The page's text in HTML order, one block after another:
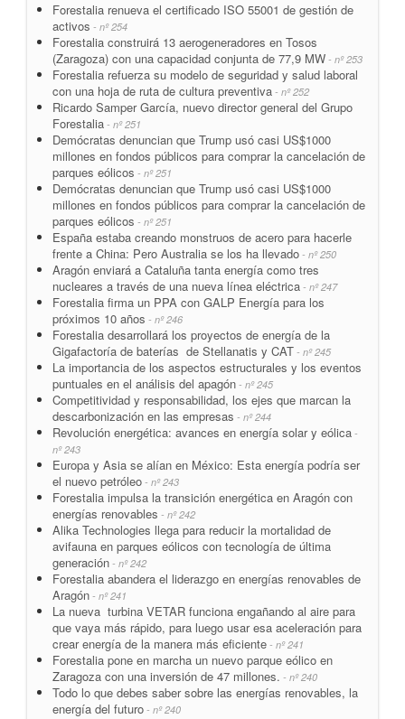
Forestalia renueva el certificado ISO 55001 de gestión de
activos - nº 254
Forestalia construirá 13 aerogeneradores en Tosos
(Zaragoza) con una capacidad conjunta de 77,9 MW - nº 253
Forestalia refuerza su modelo de seguridad y salud laboral
con una hoja de ruta de cultura preventiva - nº 252
Ricardo Samper García, nuevo director general del Grupo
Forestalia - nº 251
Demócratas denuncian que Trump usó casi US$1000
millones en fondos públicos para comprar la cancelación de
parques eólicos - nº 251
Demócratas denuncian que Trump usó casi US$1000
millones en fondos públicos para comprar la cancelación de
parques eólicos - nº 251
España estaba creando monstruos de acero para hacerle
frente a China: Pero Australia se los ha llevado - nº 250
Aragón enviará a Cataluña tanta energía como tres
nucleares a través de una nueva línea eléctrica - nº 247
Forestalia firma un PPA con GALP Energía para los
próximos 10 años - nº 246
Forestalia desarrollará los proyectos de energía de la
Gigafactoría de baterías de Stellanatis y CAT - nº 245
La importancia de los aspectos estructurales y los eventos
puntuales en el análisis del apagón - nº 245
Competitividad y responsabilidad, los ejes que marcan la
descarbonización en las empresas - nº 244
Revolución energética: avances en energía solar y eólica -
nº 243
Europa y Asia se alían en México: Esta energía podría ser
el nuevo petróleo - nº 243
Forestalia impulsa la transición energética en Aragón con
energías renovables - nº 242
Alika Technologies llega para reducir la mortalidad de
avifauna en parques eólicos con tecnología de última
generación - nº 242
Forestalia abandera el liderazgo en energías renovables de
Aragón - nº 241
La nueva turbina VETAR funciona engañando al aire para
que vaya más rápido, para luego usar esa aceleración para
crear energía de la manera más eficiente - nº 241
Forestalia pone en marcha un nuevo parque eólico en
Zaragoza con una inversión de 47 millones. - nº 240
Todo lo que debes saber sobre las energías renovables, la
energía del futuro - nº 240